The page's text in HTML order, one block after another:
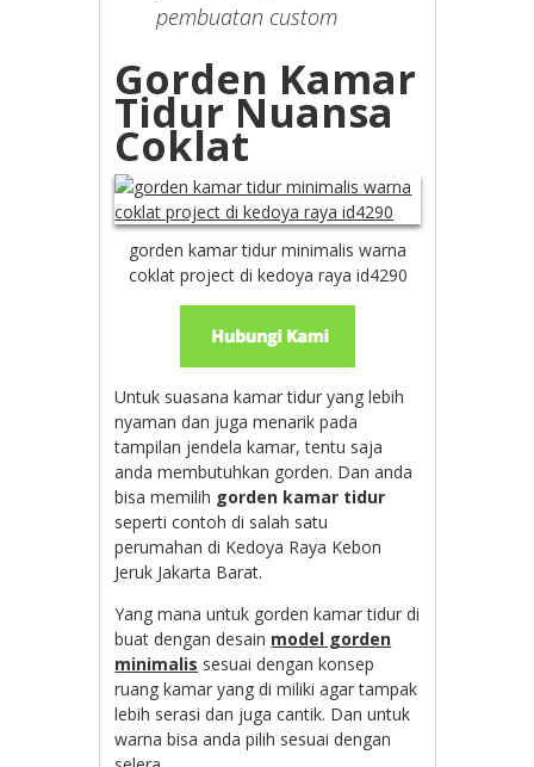
pembuatan custom
Gorden Kamar
Tidur Nuansa
Coklat
gorden kamar tidur minimalis warna
coklat project di kedoya raya id4290
Untuk suasana kamar tidur yang lebih
nyaman dan juga menarik pada
tampilan jendela kamar, tentu saja
anda membutuhkan gorden. Dan anda
bisa memilih gorden kamar tidur
seperti contoh di salah satu
perumahan di Kedoya Raya Kebon
Jeruk Jakarta Barat.
Yang mana untuk gorden kamar tidur di
buat dengan desain model gorden
minimalis sesuai dengan konsep
ruang kamar yang di miliki agar tampak
lebih serasi dan juga cantik. Dan untuk
warna bisa anda pilih sesuai dengan